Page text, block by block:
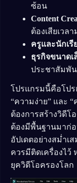
ซ้อน
Content
ต้องเสียเวลา
ครูและนักเรี
ธุรกิจขนาดเ
ประชาสัมพั
โปรแกรมนี้คือโป
“ความง่าย” และ
ต้องการสร้างวิดีโ
ต้องมีพื้นฐานมาก่อ
อัปเดตอย่างสม่ำเ
ควรมีติดเครื่องไว้
ยุควิดีโอครองโลก